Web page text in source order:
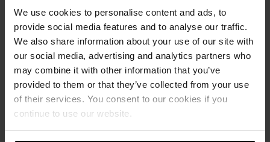
We use cookies to personalise content and ads, to
provide social media features and to analyse our traffic.
We also share information about your use of our site with
our social media, advertising and analytics partners who
may combine it with other information that you’ve
provided to them or that they’ve collected from your use
of their services. You consent to our cookies if you
continue to use our website.
Next